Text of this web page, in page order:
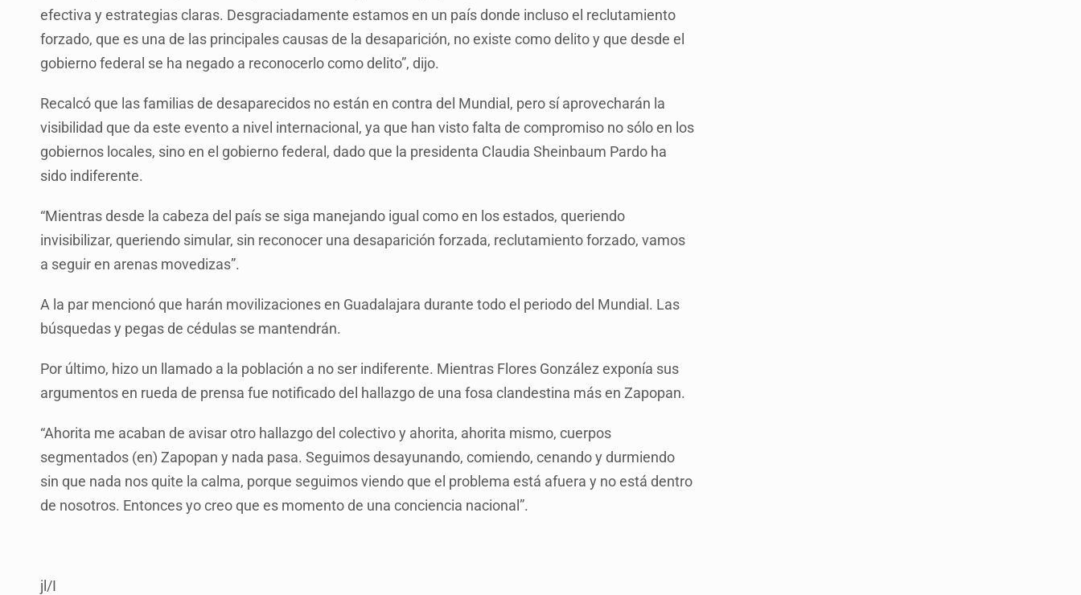
efectiva y estrategias claras. Desgraciadamente estamos en un país donde incluso el reclutamiento
forzado, que es una de las principales causas de la desaparición, no existe como delito y que desde el
gobierno federal se ha negado a reconocerlo como delito”, dijo.
Recalcó que las familias de desaparecidos no están en contra del Mundial, pero sí aprovecharán la
visibilidad que da este evento a nivel internacional, ya que han visto falta de compromiso no sólo en los
gobiernos locales, sino en el gobierno federal, dado que la presidenta Claudia Sheinbaum Pardo ha
sido indiferente.
“Mientras desde la cabeza del país se siga manejando igual como en los estados, queriendo
invisibilizar, queriendo simular, sin reconocer una desaparición forzada, reclutamiento forzado, vamos
a seguir en arenas movedizas”.
A la par mencionó que harán movilizaciones en Guadalajara durante todo el periodo del Mundial. Las
búsquedas y pegas de cédulas se mantendrán.
Por último, hizo un llamado a la población a no ser indiferente. Mientras Flores González exponía sus
argumentos en rueda de prensa fue notificado del hallazgo de una fosa clandestina más en Zapopan.
“Ahorita me acaban de avisar otro hallazgo del colectivo y ahorita, ahorita mismo, cuerpos
segmentados (en) Zapopan y nada pasa. Seguimos desayunando, comiendo, cenando y durmiendo
sin que nada nos quite la calma, porque seguimos viendo que el problema está afuera y no está dentro
de nosotros. Entonces yo creo que es momento de una conciencia nacional”.
jl/I